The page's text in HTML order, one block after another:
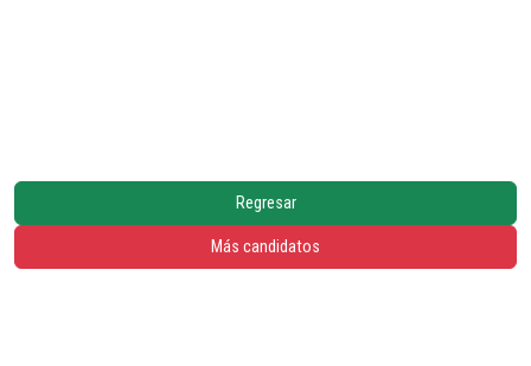
Regresar
Más candidatos